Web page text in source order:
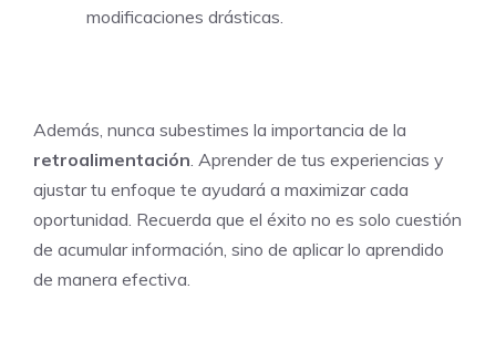
modificaciones drásticas.
Además, nunca subestimes la importancia de la
retroalimentación. Aprender de tus experiencias y
ajustar tu enfoque te ayudará a maximizar cada
oportunidad. Recuerda que el éxito no es solo cuestión
de acumular información, sino de aplicar lo aprendido
de manera efectiva.